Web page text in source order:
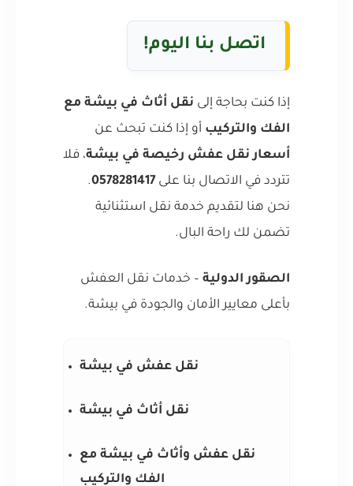
اتصل بنا اليوم!
إذا كنت بحاجة إلى نقل أثاث في بيشة مع
الفك والتركيب أو إذا كنت تبحث عن
أسعار نقل عفش رخيصة في بيشة، فلا
تتردد في الاتصال بنا على 0578281417
.
نحن هنا لتقديم خدمة نقل استثنائية
تضمن لك راحة البال.
الصقور الدولية – خدمات نقل العفش
بأعلى معايير الأمان والجودة في بيشة.
نقل عفش في بيشة
نقل أثاث في بيشة
نقل عفش وأثاث في بيشة مع
الفك والتركيب